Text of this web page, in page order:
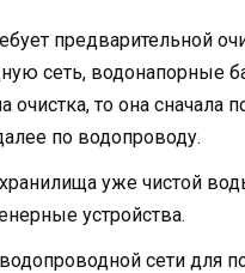
предварительной
сеть, водонапорные
то она сначала
по водопроводу.
уже чистой
устройства.
сети для